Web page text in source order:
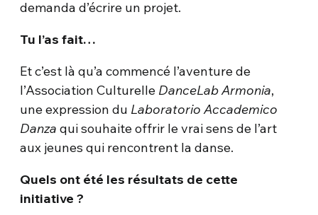
demanda d’écrire un projet.
Tu l’as fait…
Et c’est là qu’a commencé l’aventure de
l’Association Culturelle DanceLab Armonia,
une expression du Laboratorio Accademico
Danzaqui souhaite offrir le vrai sens de l’art
aux jeunes qui rencontrent la danse.
Quels ont été les résultats de cette
initiative ?